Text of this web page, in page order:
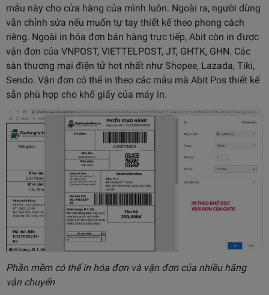
mẫu này cho cửa hàng của mình luôn. Ngoài ra, người dùng
vẫn chỉnh sửa nếu muốn tự tay thiết kế theo phong cách
riêng. Ngoài in hóa đơn bán hàng trực tiếp, Abit còn in được
vận đơn của VNPOST, VIETTELPOST, JT, GHTK, GHN. Các
sàn thương mại điện tử hot nhất như Shopee, Lazada, Tiki,
Sendo. Vận đơn có thể in theo các mẫu mà Abit Pos thiết kế
sẵn phù hợp cho khổ giấy của máy in.
Phần mềm có thể in hóa đơn và vận đơn của nhiều hãng
vận chuyển